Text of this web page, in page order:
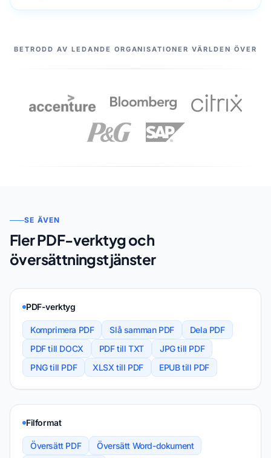
VÅRA PARTNERS
BETRODD AV LEDANDE ORGANISATIONER VÄRLDEN ÖVER
SE ÄVEN
Fler PDF-verktyg och
översättningstjänster
PDF-verktyg
Komprimera PDF Slå samman PDF
Dela PDF
PDF till DOCX
PDF till TXT
JPG till PDF
PNG till PDF
XLSX till PDF EPUB till PDF
Filformat
Översätt PDF Översätt Word-dokument